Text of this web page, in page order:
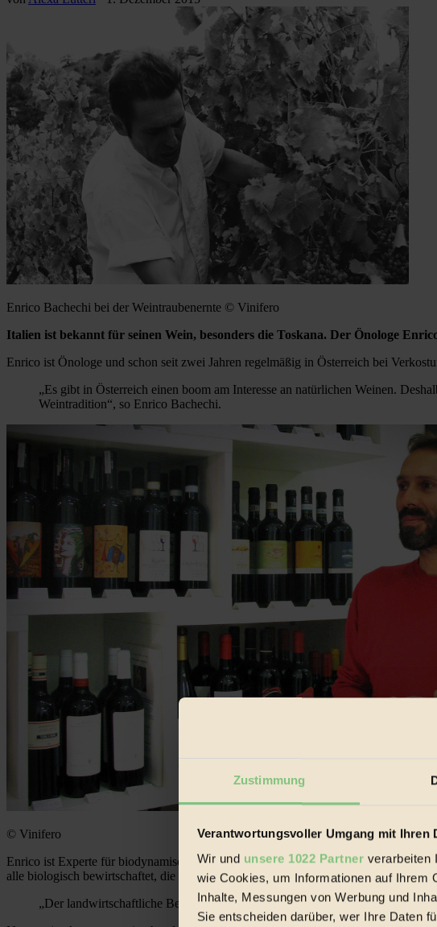
Zustimmung
Verantwortungsvoller Umgang mit Ihren
Wir und unsere 1022 Partner verarbeiten
wie Cookies, um Informationen auf Ihrem
Inhalte, Messungen von Werbung und
Sie entscheiden darüber, wer Ihre Daten
Enrico Bachechi bei der Weintraubenernte © Vinifero
Italien ist bekannt für seinen Wein, besonders die Toskana. Der Önologe
Enrico ist Önologe und schon seit zwei Jahren regelmäßig in Österreich bei
„Es gibt in Österreich einen boom am Interesse an natürlichen Weinen.
Weintradition“, so Enrico Bachechi.
© Vinifero
Enrico ist Experte für biodynamischen Weinbau und natürliche Herstellung von
alle biologisch bewirtschaftet, die meisten sogar biodynamisch.
„Der landwirtschaftliche Betrieb wird insgesamt als organische Einheit